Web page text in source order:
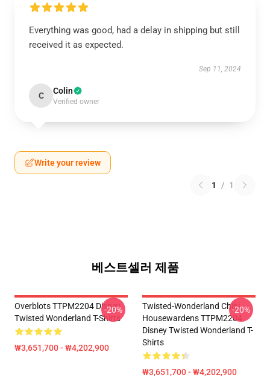
Everything was good, had a delay in shipping but still
received it as expected.
Sep 11, 2024
C Colin
Verified owner
Write your review
1 / 1
베스트셀러 제품
Overblots TTPM2204 Disney
Twisted Wonderland T-Shirts
₩3,651,700 - ₩4,202,900
-20%
Twisted-Wonderland Chibi
Housewardens TTPM2204
Disney Twisted Wonderland T-
Shirts
₩3,651,700 - ₩4,202,900
-20%